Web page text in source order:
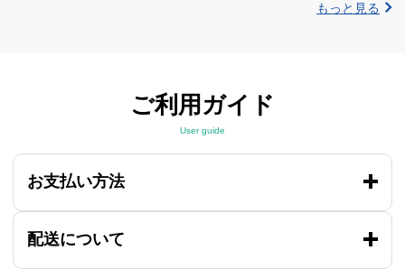
もっと見る
ご利用ガイド
User guide
お支払い方法
配送について